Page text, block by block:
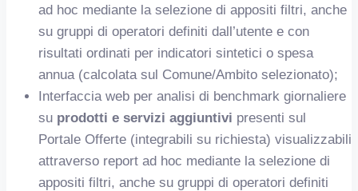
ad hoc mediante la selezione di appositi filtri, anche
su gruppi di operatori definiti dall’utente e con
risultati ordinati per indicatori sintetici o spesa
annua (calcolata sul Comune/Ambito selezionato);
Interfaccia web per analisi di benchmark giornaliere
su prodotti e servizi aggiuntivi presenti sul
Portale Offerte (integrabili su richiesta) visualizzabili
attraverso report ad hoc mediante la selezione di
appositi filtri, anche su gruppi di operatori definiti